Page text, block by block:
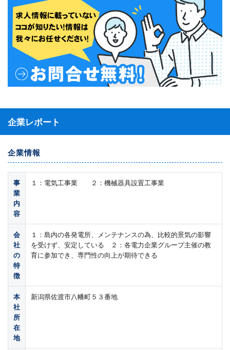
企業レポート
企業情報
事
業
内
容
１：電気工事業 ２：機械器具設置工事業
会
社
の
特
徴
１：島内の各発電所、メンテナンスの為、比較的景気の影響
を受けず、安定している ２：各電力企業グループ主催の教
育に参加でき、専門性の向上が期待できる
本
社
所
在
地
新潟県佐渡市八幡町５３番地